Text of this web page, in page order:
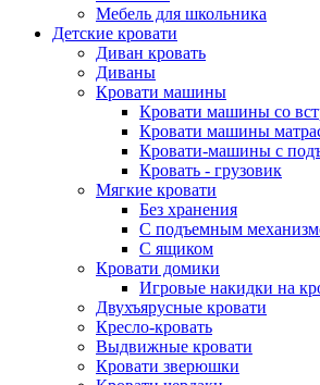
Мебель для школьника
Детские кровати
Диван кровать
Диваны
Кровати машины
Кровати машины со
Кровати машины
Кровати-машины с
Кровать - грузовик
Мягкие кровати
Без хранения
С подъемным
С ящиком
Кровати домики
Игровые накидки на
Двухъярусные кровати
Кресло-кровать
Выдвижные кровати
Кровати зверюшки